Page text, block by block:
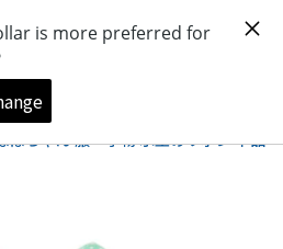
ぽちゃん 服・小物 水玉のリボン 単品